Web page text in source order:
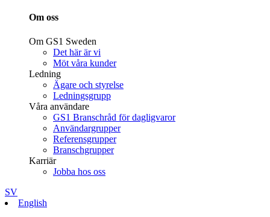
Om oss
Om GS1 Sweden
Det här är vi
Möt våra kunder
Ledning
Ägare och styrelse
Ledningsgrupp
Våra användare
GS1 Branschråd för dagligvaror
Användargrupper
Referensgrupper
Branschgrupper
Karriär
Jobba hos oss
SV
English